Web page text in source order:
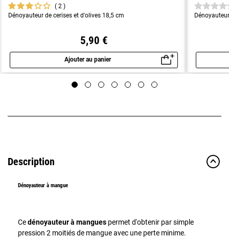
2
Dénoyauteur de cerises et d'olives 18,5 cm
5,90 €
Ajouter au panier
Aperçu rapide
Description
Dénoyauteur à mangue
Cedénoyauteur à mangues permet d'obtenir par simple
pression 2 moitiés de mangue avec une perte minime.